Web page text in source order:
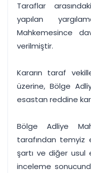
Taraflar
yapılan
Mahkemesince
verilmiştir.
Kararın taraf
üzerine, Bölge
esastan reddine
Bölge Adliye
tarafından temyiz
şartı ve diğer usul
inceleme